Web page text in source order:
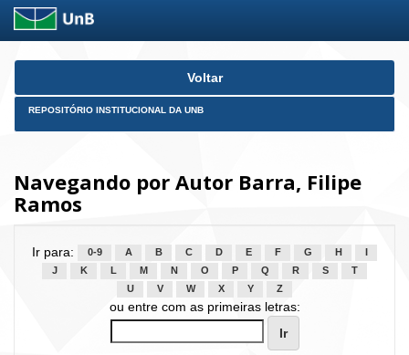
Skip
Voltar
REPOSITÓRIO INSTITUCIONAL DA UNB
Navegando por Autor Barra, Filipe
Ramos
Ir para: 0-9 A B C D E F G H
J
K L M N O P Q R S
T
U
V W X Y Z
ou entre com as primeiras letras: